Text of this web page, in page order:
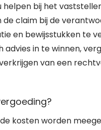
bij het
claim bij de
en bewijsstukken te
in te winnen,
van een
kosten worden